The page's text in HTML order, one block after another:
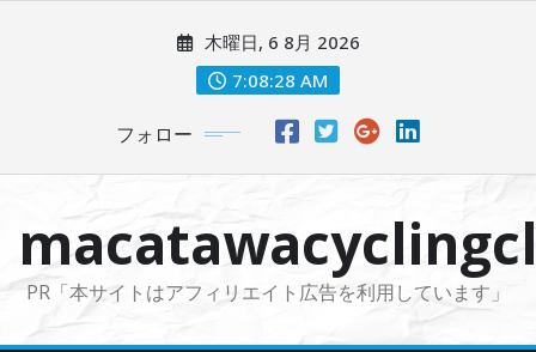
に
木曜日, 6 8月 2026
7:08:30 AM
フォロー
PR「本サイトはアフィリエイト広告を利用しています」